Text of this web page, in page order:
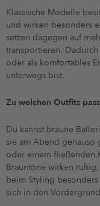
Klassische Modelle
und wirken besonders
setzen dagegen auf
transportieren.
oder als komfortables
unterwegs bist.
Zu welchen Outfits
Du kannst braune
sie am Abend genauso
oder einem fließenden
Brauntöne wirken
beim Styling
sich in den